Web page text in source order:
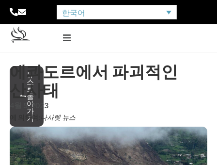
한국어
뉴
스
로
돌
아
가
기
에콰도르에서 파괴적인
산사태
4월 5, 2023
에 의하여: 나사렛 뉴스